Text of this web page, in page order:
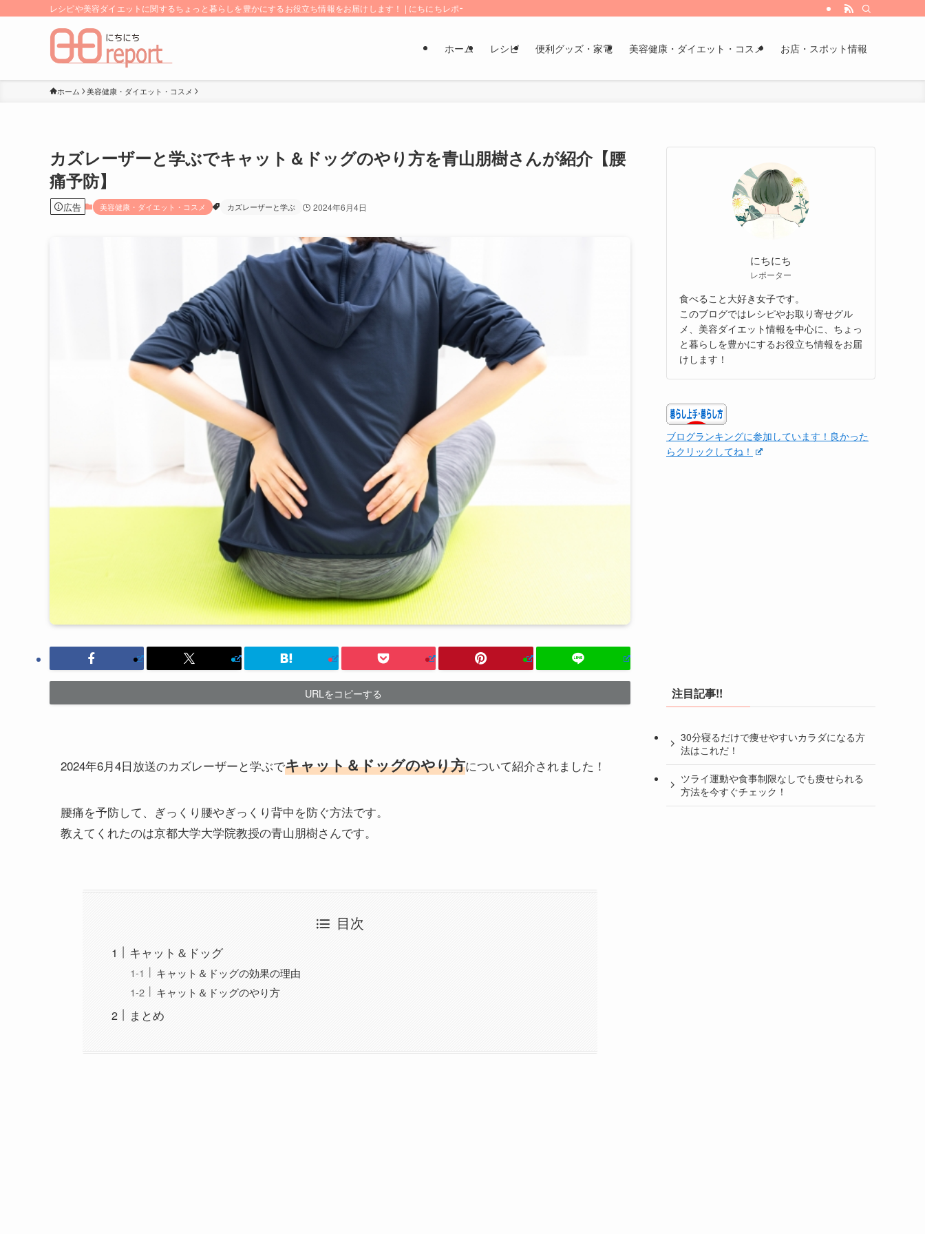
レシピや美容ダイエットに関するちょっと暮らしを豊かにするお役立ち情報をお届けします！ | にちにちレポート
ホーム レシピ 便利グッズ・家電 美容健康・ダイエット・コスメ お店・スポット情報
ホーム 美容健康・ダイエット・コスメ
カズレーザーと学ぶでキャット＆ドッグのやり方を青山朋樹さんが紹介【腰
痛予防】
広告 美容健康・ダイエット・コスメ カズレーザーと学ぶ 2024年6月4日
URLをコピーする
2024年6月4日放送のカズレーザーと学ぶでキャット＆ドッグのやり方について紹介されました！
腰痛を予防して、ぎっくり腰やぎっくり背中を防ぐ方法です。
教えてくれたのは京都大学大学院教授の青山朋樹さんです。
目次
キャット＆ドッグ
キャット＆ドッグの効果の理由
キャット＆ドッグのやり方
まとめ
にちにち
レポーター
食べること大好き女子です。
このブログではレシピやお取り寄せグル
メ、美容ダイエット情報を中心に、ちょっ
と暮らしを豊かにするお役立ち情報をお届
けします！
ブログランキングに参加しています！良かった
らクリックしてね！
注目記事!!
30分寝るだけで痩せやすいカラダになる方
法はこれだ！
ツライ運動や食事制限なしでも痩せられる
方法を今すぐチェック！